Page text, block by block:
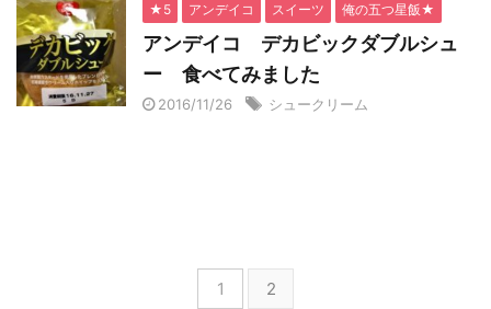
★5 アンデイコ スイーツ 俺の五つ星飯★
アンデイコ デカビックダブルシュ
ー 食べてみました
2016/11/26 シュークリーム
1 2